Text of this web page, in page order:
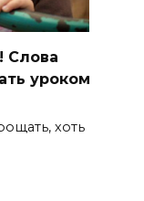
Слова
уроком
хоть